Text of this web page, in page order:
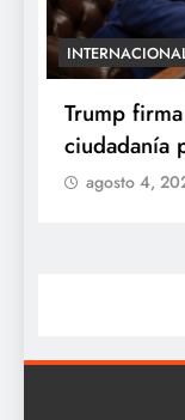
Trump
ciudadanía
agosto 4,